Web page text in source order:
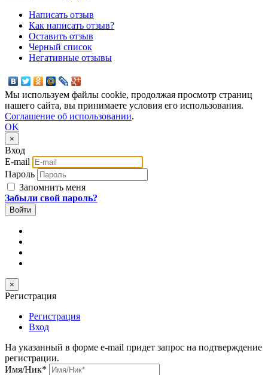
Написать отзыв
Как написать отзыв?
Оставить отзыв
Черный список
Негативные отзывы
Мы используем файлы cookie, продолжая просмотр страниц
нашего сайта, вы принимаете условия его использования.
Соглашение об использовании.
OK
×
Вход
E-mail
Пароль
Запомнить меня
Забыли свой пароль?
×
Регистрация
Регистрация
Вход
На указанный в форме e-mail придет запрос на подтверждение
регистрации.
Имя/Ник*